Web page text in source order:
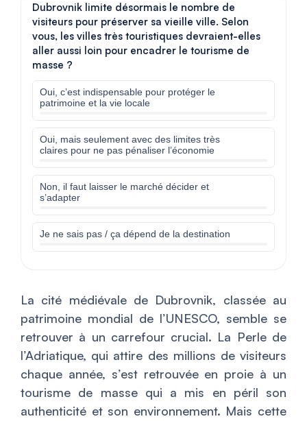
Dubrovnik limite désormais le nombre de
visiteurs pour préserver sa vieille ville. Selon
vous, les villes très touristiques devraient-elles
aller aussi loin pour encadrer le tourisme de
masse ?
Oui, c’est indispensable pour protéger le
patrimoine et la vie locale
Oui, mais seulement avec des limites très
claires pour ne pas pénaliser l’économie
Non, il faut laisser le marché décider et
s’adapter
Je ne sais pas / ça dépend de la destination
La cité médiévale de Dubrovnik, classée au
patrimoine mondial de l’UNESCO, semble se
retrouver à un carrefour crucial. La Perle de
l’Adriatique, qui attire des millions de visiteurs
chaque année, s’est retrouvée en proie à un
tourisme de masse qui a mis en péril son
authenticité et son environnement. Mais cette